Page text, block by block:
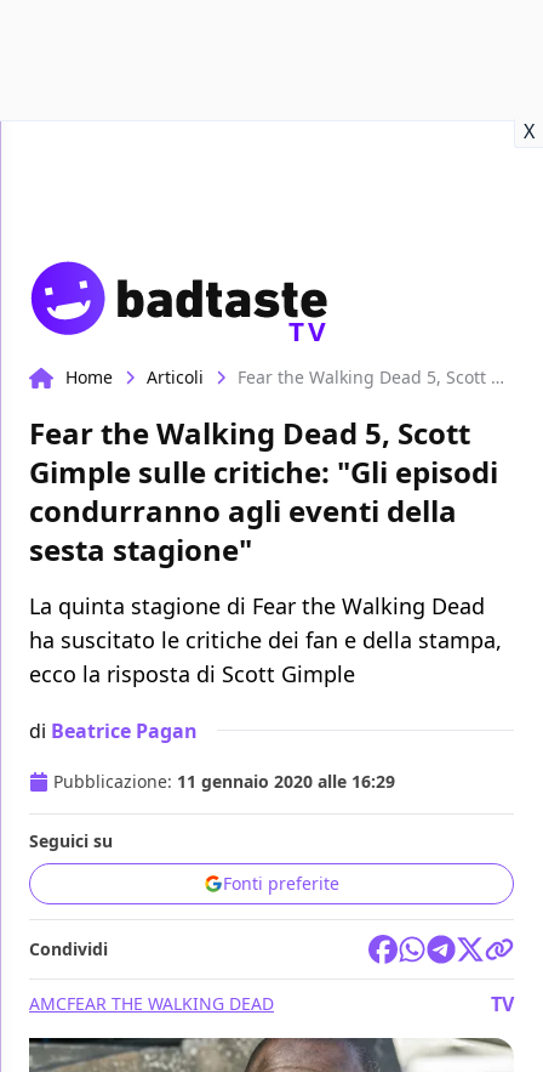
X
TV
Home Articoli Fear the Walking Dead 5, Scott Gimple sulle critiche: "Gli episodi condurranno agli eventi della sesta stagione"
Fear the Walking Dead 5, Scott
Gimple sulle critiche: "Gli episodi
condurranno agli eventi della
sesta stagione"
La quinta stagione di Fear the Walking Dead
ha suscitato le critiche dei fan e della stampa,
ecco la risposta di Scott Gimple
di Beatrice Pagan
Pubblicazione: 11 gennaio 2020 alle 16:29
Seguici su
Fonti preferite
Condividi
AMCFEAR THE WALKING DEAD TV